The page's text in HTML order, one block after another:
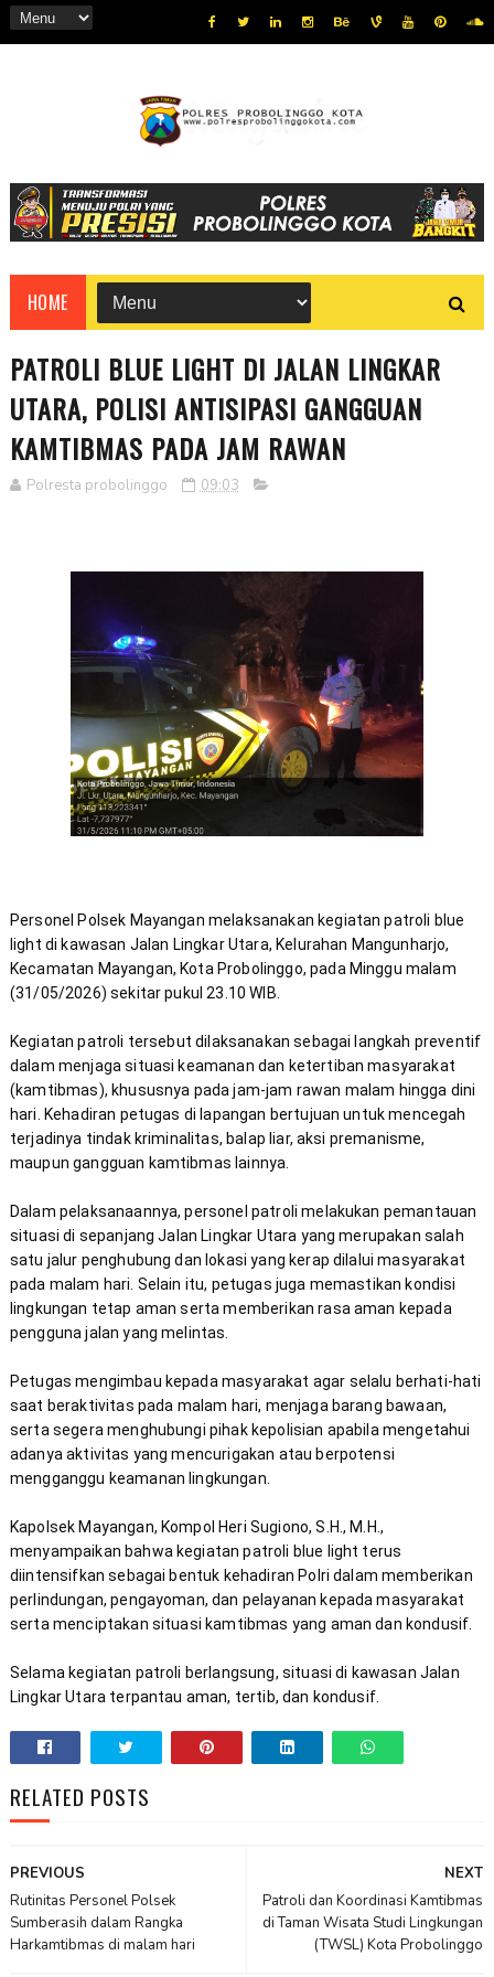
HOME
PATROLI BLUE LIGHT DI JALAN LINGKAR
UTARA, POLISI ANTISIPASI GANGGUAN
KAMTIBMAS PADA JAM RAWAN
Polresta probolinggo 09:03
Personel Polsek Mayangan melaksanakan kegiatan patroli blue
light di kawasan Jalan Lingkar Utara, Kelurahan Mangunharjo,
Kecamatan Mayangan, Kota Probolinggo, pada Minggu malam
(31/05/2026) sekitar pukul 23.10 WIB.
Kegiatan patroli tersebut dilaksanakan sebagai langkah preventif
dalam menjaga situasi keamanan dan ketertiban masyarakat
(kamtibmas), khususnya pada jam-jam rawan malam hingga dini
hari. Kehadiran petugas di lapangan bertujuan untuk mencegah
terjadinya tindak kriminalitas, balap liar, aksi premanisme,
Dalam pelaksanaannya, personel patroli melakukan pemantauan
situasi di sepanjang Jalan Lingkar Utara yang merupakan salah
satu jalur penghubung dan lokasi yang kerap dilalui masyarakat
pada malam hari. Selain itu, petugas juga memastikan kondisi
lingkungan tetap aman serta memberikan rasa aman kepada
Petugas mengimbau kepada masyarakat agar selalu berhati-hati
saat beraktivitas pada malam hari, menjaga barang bawaan,
serta segera menghubungi pihak kepolisian apabila mengetahui
adanya aktivitas yang mencurigakan atau berpotensi
Kapolsek Mayangan, Kompol Heri Sugiono, S.H., M.H.,
menyampaikan bahwa kegiatan patroli blue light terus
diintensifkan sebagai bentuk kehadiran Polri dalam memberikan
perlindungan, pengayoman, dan pelayanan kepada masyarakat
Selama kegiatan patroli berlangsung, situasi di kawasan Jalan
Lingkar Utara terpantau aman, tertib, dan kondusif.
RELATED POSTS
NEXT
Patroli dan Koordinasi Kamtibmas
di Taman Wisata Studi Lingkungan
(TWSL) Kota Probolinggo
PREVIOUS
Rutinitas Personel Polsek
Sumberasih dalam Rangka
Harkamtibmas di malam hari